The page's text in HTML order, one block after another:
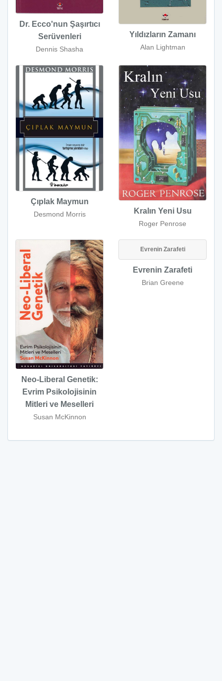
Dr. Ecco'nun Şaşırtıcı
Serüvenleri
Dennis Shasha
Yıldızların Zamanı
Alan Lightman
Çıplak Maymun
Desmond Morris Kralın Yeni Usu
Roger Penrose
Neo-Liberal Genetik:
Evrim Psikolojisinin
Mitleri ve Meselleri
Susan McKinnon
Evrenin Zarafeti
Evrenin Zarafeti
Brian Greene